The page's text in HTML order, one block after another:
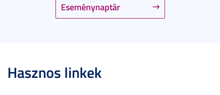
Eseménynaptár
Hasznos linkek